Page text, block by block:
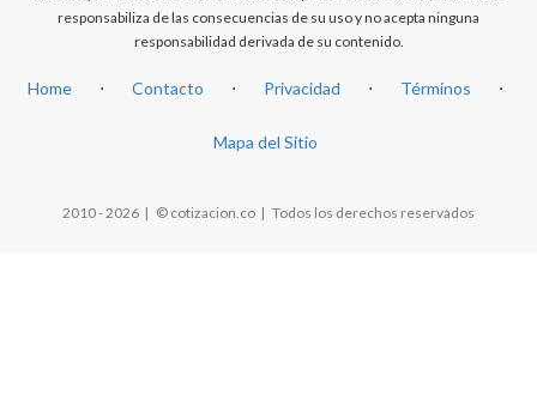
responsabiliza de las consecuencias de su uso y no acepta ninguna
responsabilidad derivada de su contenido.
Home ⋅ Contacto ⋅ Privacidad ⋅ Términos ⋅
Mapa del Sitio
2010 - 2026 | © cotizacion.co | Todos los derechos reservados